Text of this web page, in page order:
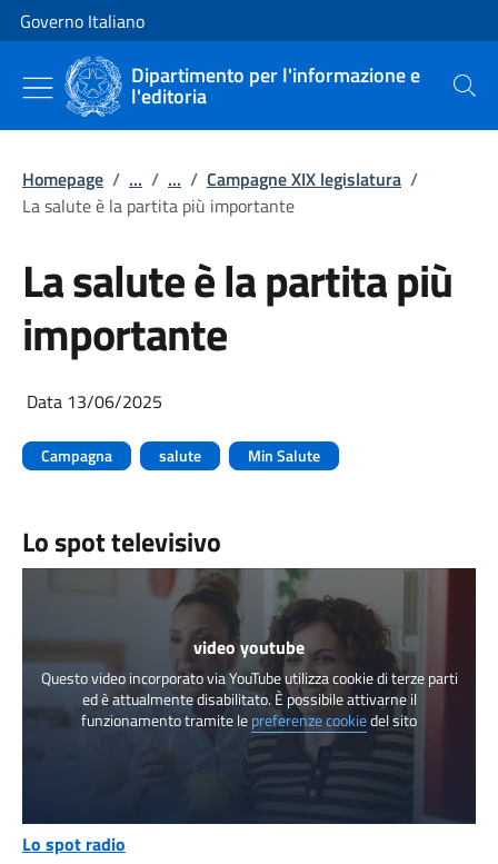
Vai al contenuto
Vai alla navigazione del sito
Governo Italiano
Dipartimento per l'informazione e
l'editoria Cerca
Homepage / ... / ... / Campagne XIX legislatura /
La salute è la partita più importante
La salute è la partita più
importante
Data 13/06/2025
Campagna salute Min Salute
Lo spot televisivo
video youtube
Questo video incorporato via YouTube utilizza cookie di terze parti
ed è attualmente disabilitato. È possibile attivarne il
funzionamento tramite le preferenze cookiedel sito
Lo spot radio